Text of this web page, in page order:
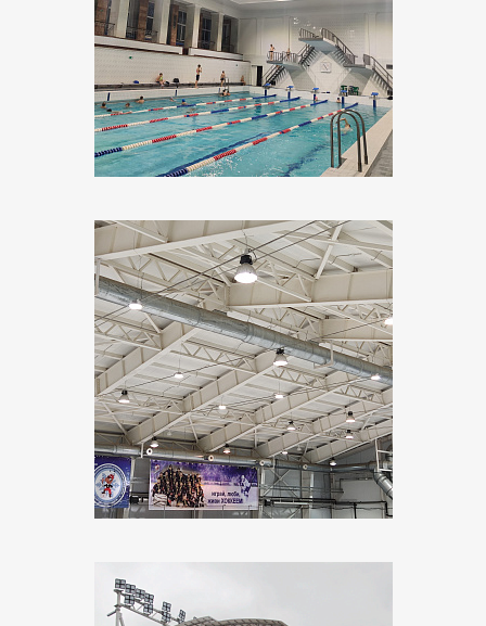
Объект: Спортивная школа Олимпийского резерва
Адрес:Волгоградская область, г. Волжский, ул.
Набережная, 2
Поставщик:Русский Свет
Объект:МАУ ВР ФОК "Здоровье"
Адрес:Удмуртская Республика, Вавожск, Восточная
ул, 28
Поставщик: Уралэнерго